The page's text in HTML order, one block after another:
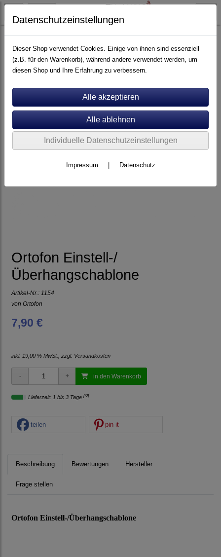
Artikel nach Marken F - O Ortofon
Ortofon Einstell-/
Überhangschablone
Artikel-Nr.: 1154
von Ortofon
7,90 €
inkl. 19,00 % MwSt., zzgl. Versandkosten
in den Warenkorb
Lieferzeit: 1 bis 3 Tage [*2]
teilen pin it
Beschreibung Bewertungen Hersteller
Frage stellen
Ortofon Einstell-/Überhangschablone
Datenschutzeinstellungen
Dieser Shop verwendet Cookies. Einige von ihnen sind essenziell
(z.B. für den Warenkorb), während andere verwendet werden, um
diesen Shop und Ihre Erfahrung zu verbessern.
Individuelle Datenschutzeinstellungen
Impressum Datenschutz